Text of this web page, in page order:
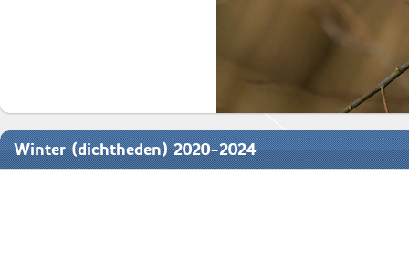
Winter (dichtheden) 2020-2024